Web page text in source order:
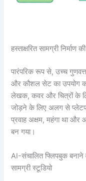
हस्ताक्षरित सामग्री निर्माण
पारंपरिक रूप से, उच्च
और कौशल सेट का उपयोग
लेखक, कवर और चित्रों के
जोड़ने के लिए अलग से
प्रवाह अक्षम, महंगा था और
बन गया।
AI-संचालित फ्लिपबुक
सामग्री स्टूडियो